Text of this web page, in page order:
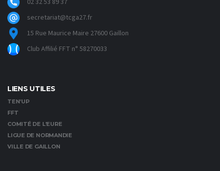
02 32 53 89 37
secretariat@tcga27.fr
15 Rue Maurice Maire 27600 Gaillon
Club Affilié FFT n° 58270033
LIENS UTILES
TEN’UP
FFT
COMITÉ DE L’EURE
LIGUE DE NORMANDIE
VILLE DE GAILLON